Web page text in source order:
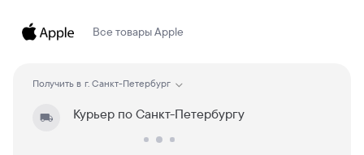
Все товарыApple
Получить в г. Санкт-Петербург
Курьер по Санкт-Петербургу